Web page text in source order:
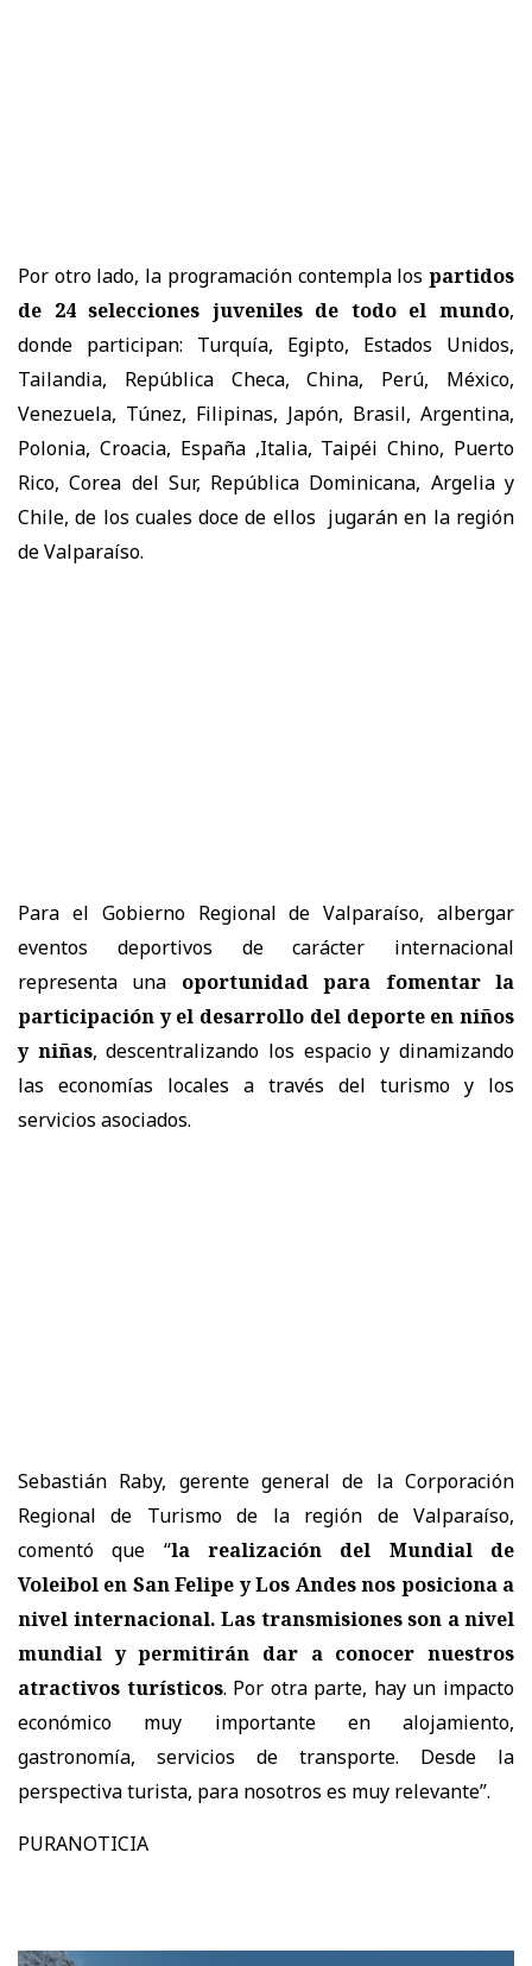
Por otro lado, la programación contempla los partidos
de 24 selecciones juveniles de todo el mundo,
donde participan: Turquía, Egipto, Estados Unidos,
Tailandia, República Checa, China, Perú, México,
Venezuela, Túnez, Filipinas, Japón, Brasil, Argentina,
Polonia, Croacia, España ,Italia, Taipéi Chino, Puerto
Rico, Corea del Sur, República Dominicana, Argelia y
Chile, de los cuales doce de ellos jugarán en la región
de Valparaíso.
Para el Gobierno Regional de Valparaíso, albergar
eventos deportivos de carácter internacional
representa una
oportunidad para fomentar la
participación y el desarrollo del deporte en niños
y niñas, descentralizando los espacio y dinamizando
las economías locales a través del turismo y los
servicios asociados.
Sebastián Raby, gerente general de la Corporación
Regional de Turismo de la región de Valparaíso,
comentó que “la realización del Mundial de
Voleibol en San Felipe y Los Andes nos posiciona a
nivel internacional. Las transmisiones son a nivel
mundial y permitirán dar a conocer nuestros
atractivos turísticos. Por otra parte, hay un impacto
económico muy importante en alojamiento,
gastronomía, servicios de transporte. Desde la
perspectiva turista, para nosotros es muy relevante”.
PURANOTICIA